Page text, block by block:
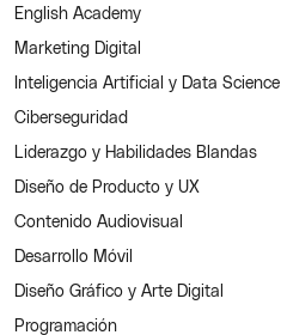
English Academy
Marketing Digital
Inteligencia Artificial y Data Science
Ciberseguridad
Liderazgo y Habilidades Blandas
Diseño de Producto y UX
Contenido Audiovisual
Desarrollo Móvil
Diseño Gráfico y Arte Digital
Programación